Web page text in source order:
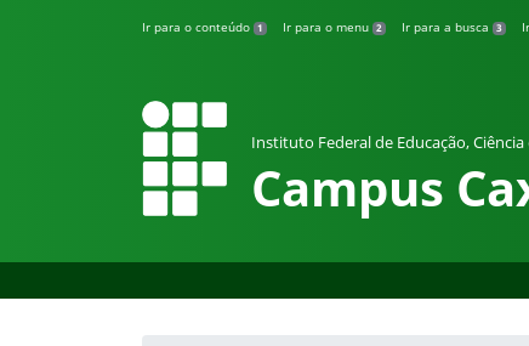
Ir para o conteúdo 1 Ir para o menu 2 Ir para a busca 3
Instituto Federal de Educação,
Campus